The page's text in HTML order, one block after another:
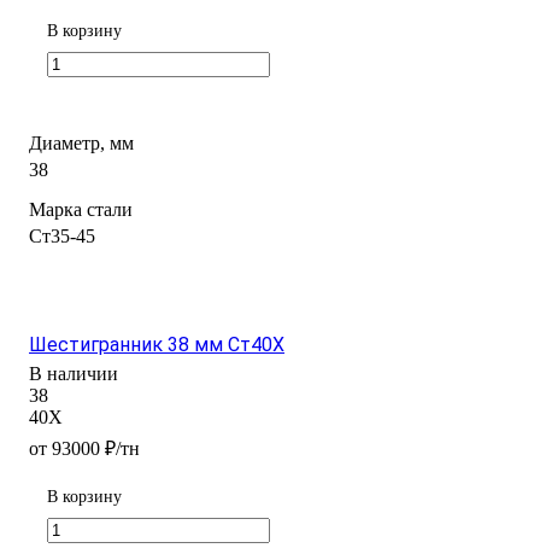
В корзину
Диаметр, мм
38
Марка стали
Ст35-45
Шестигранник 38 мм Ст40Х
В наличии
38
40Х
от 93000 ₽/тн
В корзину